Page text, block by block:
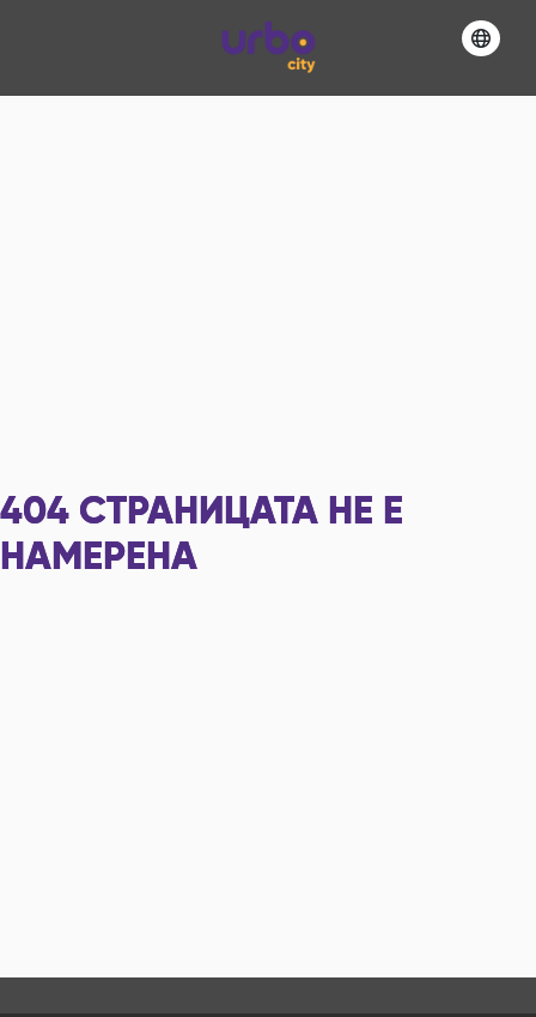
404 СТРАНИЦАТА НЕ Е
НАМЕРЕНА